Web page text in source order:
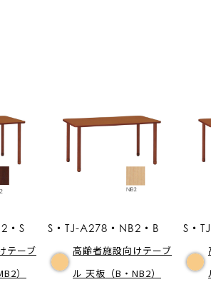
・S
テーブ
）
S・TJ-A278・NB2・B
高齢者施設向けテーブ
ル 天板（B・NB2）
S・